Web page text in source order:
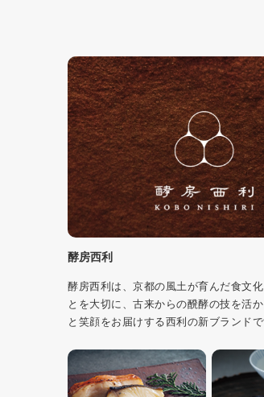
酵房西利
酵房西利は、京都の風土が育んだ食文
とを大切に、古来からの醗酵の技を活
と笑顔をお届けする西利の新ブランドで